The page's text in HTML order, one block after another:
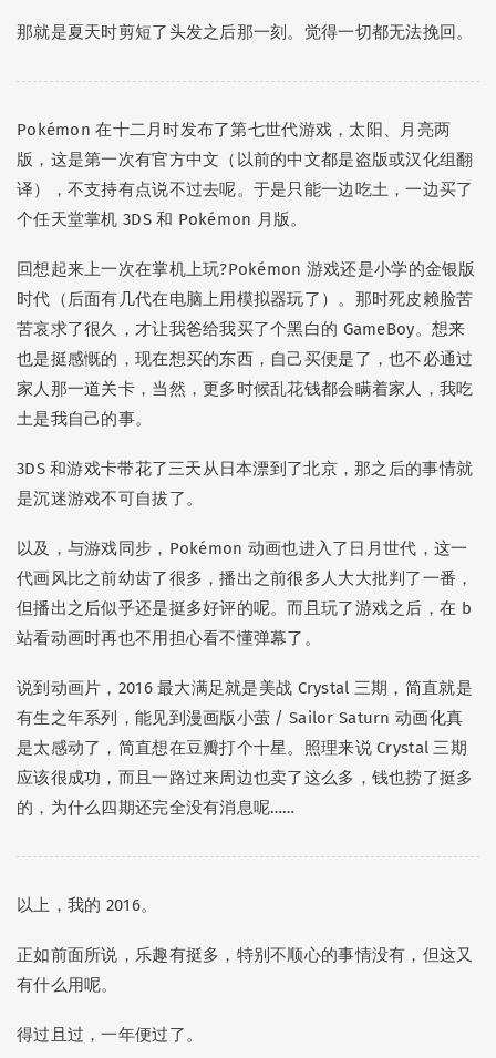
那就是夏天时剪短了头发之后那一刻。觉得一切都无法挽回。
Pokémon 在十二月时发布了第七世代游戏，太阳、月亮两
版，这是第一次有官方中文（以前的中文都是盗版或汉化组翻
译），不支持有点说不过去呢。于是只能一边吃土，一边买了
个任天堂掌机 3DS 和 Pokémon 月版。
回想起来上一次在掌机上玩?Pokémon 游戏还是小学的金银版
时代（后面有几代在电脑上用模拟器玩了）。那时死皮赖脸苦
苦哀求了很久，才让我爸给我买了个黑白的 GameBoy。想来
也是挺感慨的，现在想买的东西，自己买便是了，也不必通过
家人那一道关卡，当然，更多时候乱花钱都会瞒着家人，我吃
土是我自己的事。
3DS 和游戏卡带花了三天从日本漂到了北京，那之后的事情就
是沉迷游戏不可自拔了。
以及，与游戏同步，Pokémon 动画也进入了日月世代，这一
代画风比之前幼齿了很多，播出之前很多人大大批判了一番，
但播出之后似乎还是挺多好评的呢。而且玩了游戏之后，在 b
站看动画时再也不用担心看不懂弹幕了。
说到动画片，2016 最大满足就是美战 Crystal 三期，简直就是
有生之年系列，能见到漫画版小萤 / Sailor Saturn 动画化真
是太感动了，简直想在豆瓣打个十星。照理来说 Crystal 三期
应该很成功，而且一路过来周边也卖了这么多，钱也捞了挺多
的，为什么四期还完全没有消息呢……
以上，我的 2016。
正如前面所说，乐趣有挺多，特别不顺心的事情没有，但这又
有什么用呢。
得过且过，一年便过了。